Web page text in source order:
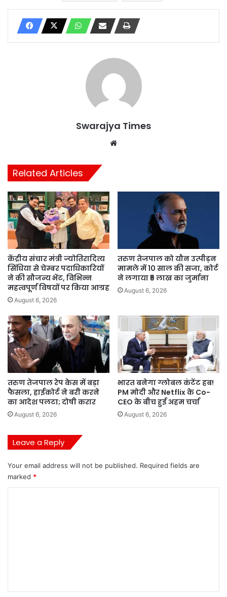
Swarajya Times
Related Articles
केंद्रीय संचार मंत्री ज्योतिरादित्य
सिंधिया से चेम्बर पदाधिकारियों
ने की सौजन्य भेंट, विभिन्न
महत्वपूर्ण विषयों पर किया आग्रह
August 6, 2026
तरुण तेजपाल को यौन उत्पीड़न
मामले में 10 साल की सजा, कोर्ट
ने लगाया ₹5 लाख का जुर्माना
August 6, 2026
तरुण तेजपाल रेप केस में बड़ा
फैसला, हाईकोर्ट ने बरी करने
का आदेश पलटा; दोषी करार
August 6, 2026
भारत बनेगा ग्लोबल कंटेंट हब!
PM मोदी और Netflix के Co-
CEO के बीच हुई अहम चर्चा
August 6, 2026
Leave a Reply
Your email address will not be published. Required fields are
marked *